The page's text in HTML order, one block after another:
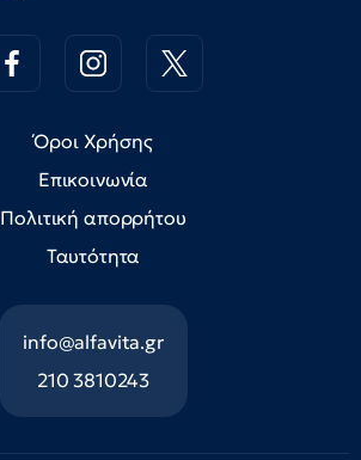
Όροι Χρήσης
Επικοινωνία
Πολιτική απορρήτου
Ταυτότητα
info@alfavita.gr
210 3810243